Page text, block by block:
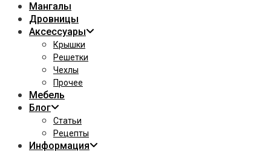
Мангалы
Дровницы
Аксессуары
Крышки
Решетки
Чехлы
Прочее
Мебель
Блог
Статьи
Рецепты
Информация